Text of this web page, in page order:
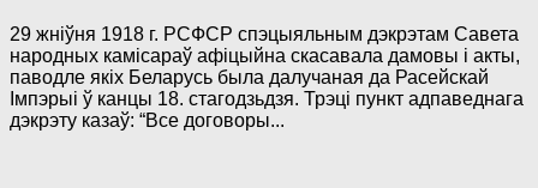
29 жніўня 1918 г. РСФСР спэцыяльным дэкрэтам Савета
народных камісараў афіцыйна скасавала дамовы і акты,
паводле якіх Беларусь была далучаная да Расейскай
Імпэрыі ў канцы 18. стагодзьдзя. Трэці пункт адпаведнага
дэкрэту казаў: “Все договоры...